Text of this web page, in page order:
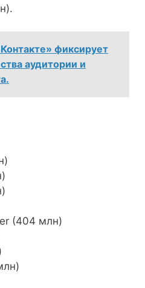
фиксирует
аудитории и
(404 млн)